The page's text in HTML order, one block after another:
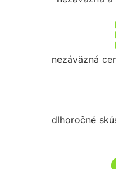
nezáväzná
dlhoročné